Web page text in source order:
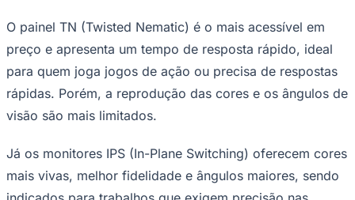
Corinthians
O painel TN (Twisted Nematic) é o mais acessível em
preço e apresenta um tempo de resposta rápido, ideal
para quem joga jogos de ação ou precisa de respostas
rápidas. Porém, a reprodução das cores e os ângulos de
visão são mais limitados.
Já os monitores IPS (In-Plane Switching) oferecem cores
mais vivas, melhor fidelidade e ângulos maiores, sendo